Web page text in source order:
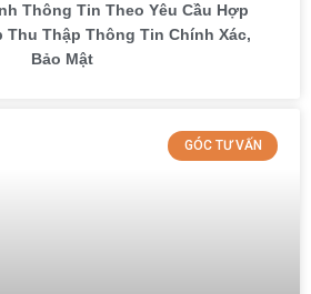
Thông Tin Theo Yêu Cầu Hợp
Thu Thập Thông Tin Chính Xác,
Bảo Mật
GÓC TƯ VẤN